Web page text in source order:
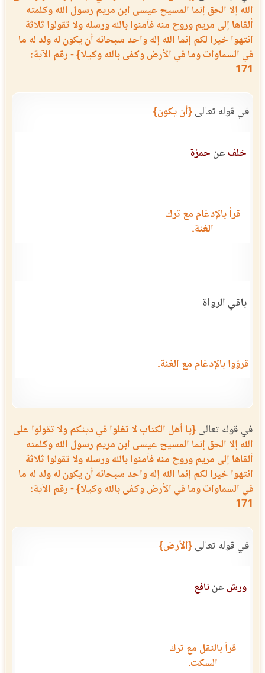
الله إلا الحق إنما المسيح عيسى ابن مريم رسول الله وكلمته
ألقاها إلى مريم وروح منه فآمنوا بالله ورسله ولا تقولوا ثلاثة
انتهوا خيرا لكم إنما الله إله واحد سبحانه أن يكون له ولد له ما
في السماوات وما في الأرض وكفى بالله وكيلا} - رقم الآية:
171
في قوله تعالى{أن يكون}
خلف عن حمزة
قرأ بالإدغام مع ترك
الغنة.
باقي الرواة
قرؤوا بالإدغام مع الغنة.
في قوله تعالى{يا أهل الكتاب لا تغلوا في دينكم ولا تقولوا على
الله إلا الحق إنما المسيح عيسى ابن مريم رسول الله وكلمته
ألقاها إلى مريم وروح منه فآمنوا بالله ورسله ولا تقولوا ثلاثة
انتهوا خيرا لكم إنما الله إله واحد سبحانه أن يكون له ولد له ما
في السماوات وما في الأرض وكفى بالله وكيلا} - رقم الآية:
171
في قوله تعالى{الأرض}
ورش عننافع
قرأ بالنقل مع ترك
السكت.